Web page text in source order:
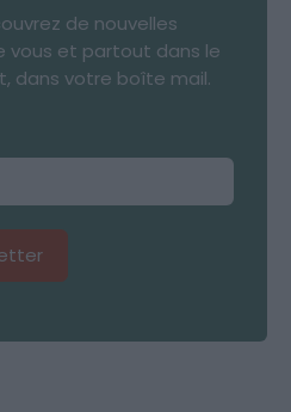
de nouvelles
vous et partout dans le
dans votre boîte mail.